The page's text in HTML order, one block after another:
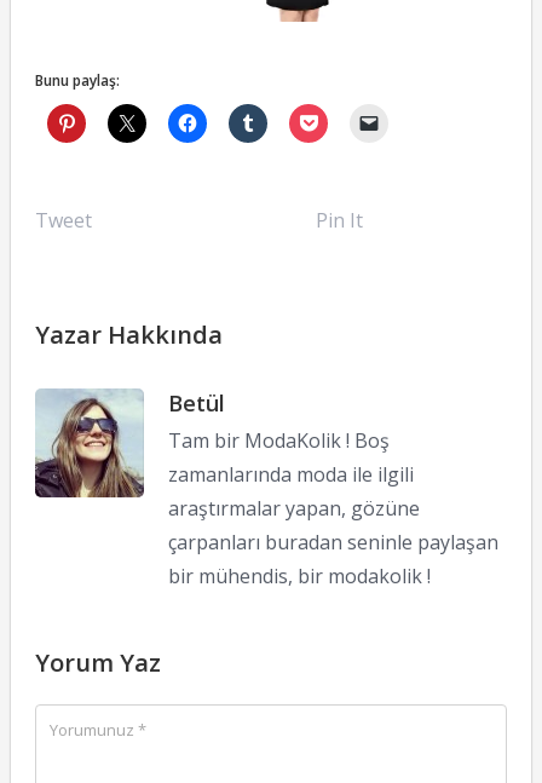
Bunu paylaş:
Tweet Pin It
Yazar Hakkında
Betül
Tam bir ModaKolik ! Boş
zamanlarında moda ile ilgili
araştırmalar yapan, gözüne
çarpanları buradan seninle paylaşan
bir mühendis, bir modakolik !
Yorum Yaz